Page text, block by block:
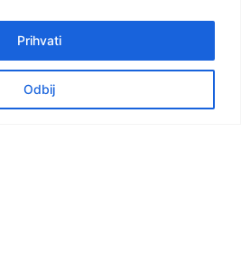
Odbij
Prihvati